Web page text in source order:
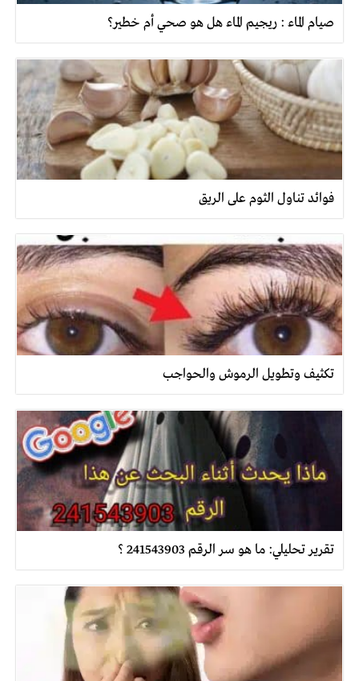
صيام الماء : ريجيم الماء هل هو صحي أم خطير؟
فوائد تناول الثوم على الريق
تكثيف وتطويل الرموش والحواجب
تقرير تحليلي: ما هو سر الرقم 241543903 ؟